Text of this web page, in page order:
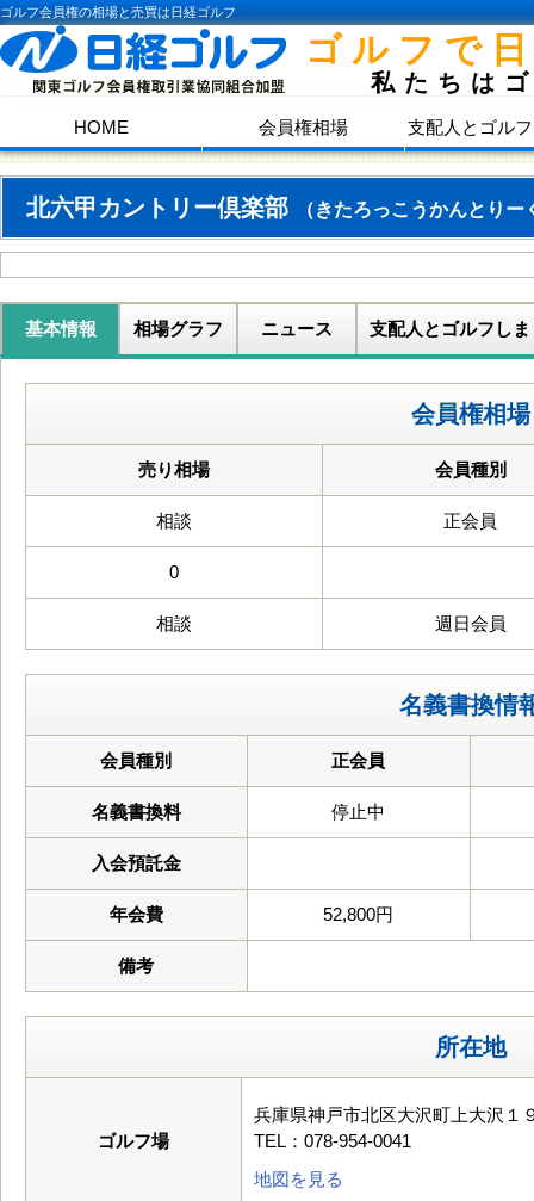
ゴルフ会員権の相場と売買は日経ゴルフ
ゴルフで
私たちは
HOME 会員権相場 支配人とゴル
北六甲カントリー倶楽部 （きたろっこうかんとりー
基本情報 相場グラフ ニュース 支配人とゴルフしま
会員権相場
売り相場 会員種別
相談 正会員
0
相談 週日会員
名義書換情
会員種別 正会員
名義書換料 停止中
入会預託金
年会費 52,800円
備考
所在地
ゴルフ場
兵庫県神戸市北区大沢町上大沢１
TEL：078-954-0041
地図を見る